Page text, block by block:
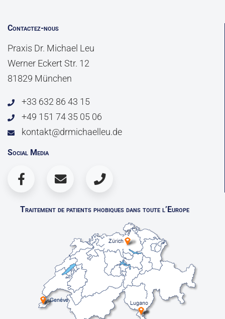
Contactez-nous
Praxis Dr. Michael Leu
Werner Eckert Str. 12
81829 München
+33 632 86 43 15
+49 151 74 35 05 06
kontakt@drmichaelleu.de
Social Media
Traitement de patients phobiques dans toute l’Europe